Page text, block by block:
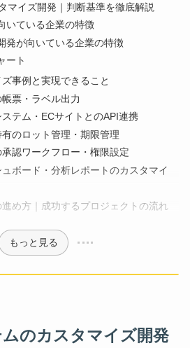
マイズ開発｜判断基準を徹底解説
いている企業の特徴
発が向いている企業の特徴
ート
事例と実現できること
票・ラベル出力
テム・ECサイトとのAPI連携
のロット管理・期限管理
認ワークフロー・権限設定
ボード・分析レポートのカスタマイ
め方｜成功するプロジェクトの流れ
もっと見る
のカスタマイズ開発